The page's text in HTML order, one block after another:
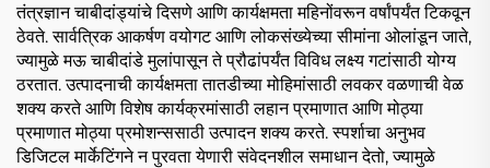
तंत्रज्ञान चाबीदांड्यांचे दिसणे आणि कार्यक्षमता महिनोंवरून वर्षांपर्यंत टिकवून
ठेवते. सार्वत्रिक आकर्षण वयोगट आणि लोकसंख्येच्या सीमांना ओलांडून जाते,
ज्यामुळे मऊ चाबीदांडे मुलांपासून ते प्रौढांपर्यंत विविध लक्ष्य गटांसाठी योग्य
ठरतात. उत्पादनाची कार्यक्षमता तातडीच्या मोहिमांसाठी लवकर वळणाची वेळ
शक्य करते आणि विशेष कार्यक्रमांसाठी लहान प्रमाणात आणि मोठ्या
प्रमाणात मोठ्या प्रमोशन्ससाठी उत्पादन शक्य करते. स्पर्शाचा अनुभव
डिजिटल मार्केटिंगने न पुरवता येणारी संवेदनशील समाधान देतो, ज्यामुळे